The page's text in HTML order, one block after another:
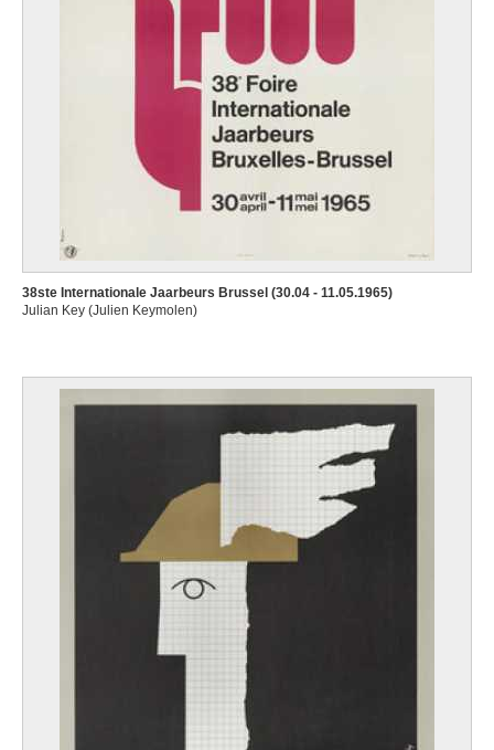
38ste Internationale Jaarbeurs Brussel (30.04 - 11.05.1965)
Julian Key (Julien Keymolen)